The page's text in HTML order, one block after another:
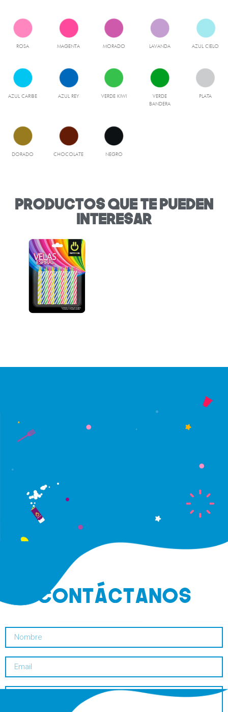
ROSA MAGENTA MORADO LAVANDA AZUL CIELO
AZUL CARIBE AZUL REY VERDE KIWI
VERDE
BANDERA
PLATA
DORADO CHOCOLATE NEGRO
productos que te pueden
interesar
CONTáCTANOS